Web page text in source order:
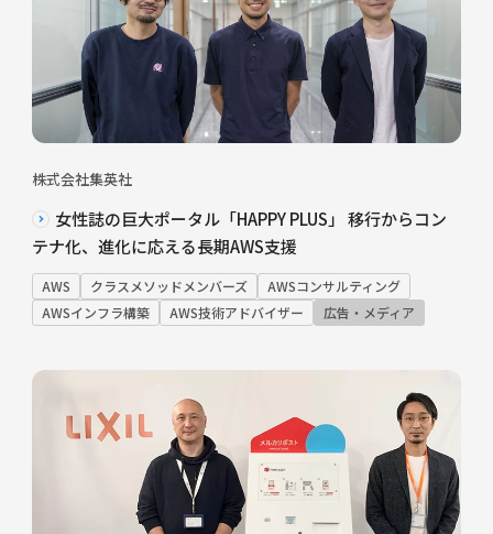
株式会社集英社
女性誌の巨大ポータル「HAPPY PLUS」 移行からコン
テナ化、進化に応える長期AWS支援
AWS クラスメソッドメンバーズ
AWSコンサルティング
AWSインフラ構築
AWS技術アドバイザー 広告・メディア